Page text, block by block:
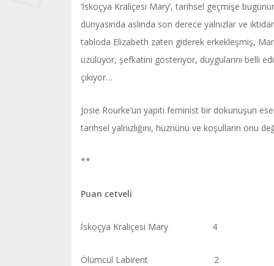
‘İskoçya Kraliçesi Mary’, tarihsel geçmişe
dünyasında aslında son derece yalnızlar ve
tabloda Elizabeth zaten giderek erkekleşmiş,
üzülüyor, şefkatini gösteriyor, duygularını belli
çıkıyor…
Josie Rourke’un yapıtı feminist bir dokunuşun
tarihsel yalnızlığını, hüznünü ve koşulların onu
**
Puan cetveli
İskoçya Kraliçesi Mary 4
Ölümcül Labirent 2